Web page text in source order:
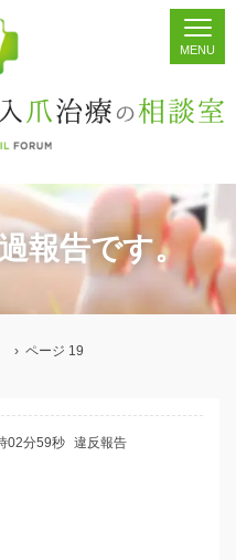
検索
報告です。
› ページ 19
02分59秒 違反報告